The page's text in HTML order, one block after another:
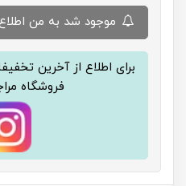
برای اطلاع از آخرین
فروشگاه